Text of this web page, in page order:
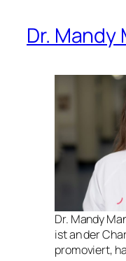
Dr. Mandy
Dr. Mandy
ist an der
promoviert,